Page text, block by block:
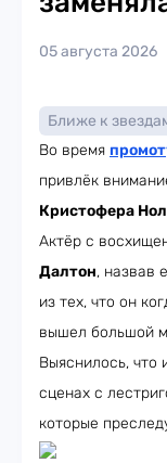
05 августа 2026
Ближе к
Во время
привлёк
Кристофера
Актёр с
Далтон, назвав
из тех, что он
вышел большой
Выяснилось, что
сценах с
которые